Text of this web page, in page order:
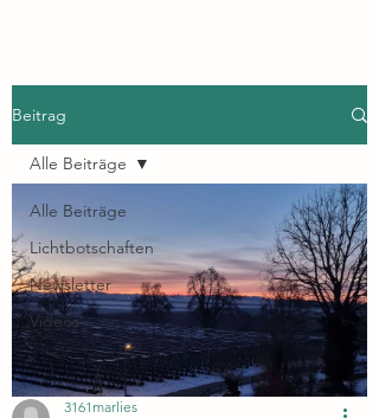
Beitrag
Alle Beiträge
Lichtbotschaften
Newsletter
Videos
Alle Beiträge
3161marlies